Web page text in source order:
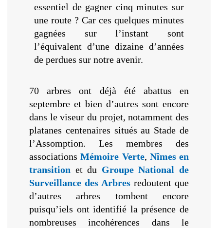
essentiel de gagner cinq minutes sur
une route ? Car ces quelques minutes
gagnées sur l’instant sont
l’équivalent d’une dizaine d’années
de perdues sur notre avenir.
70 arbres ont déjà été abattus en
septembre et bien d’autres sont encore
dans le viseur du projet, notamment des
platanes centenaires situés au Stade de
l’Assomption. Les membres des
associationsMémoire Verte, Nîmes en
transition et du Groupe National de
Surveillance des Arbres redoutent que
d’autres arbres tombent encore
puisqu’iels ont identifié la présence de
nombreuses incohérences dans le